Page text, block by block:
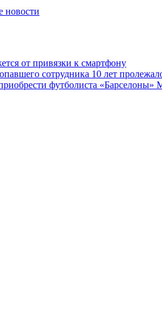
новости
от привязки к смартфону
сотрудника 10 лет
футболиста «Барселоны»